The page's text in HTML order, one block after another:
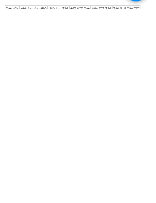
税金 成年年齢 贈与税 相続税 住民税 税制改正